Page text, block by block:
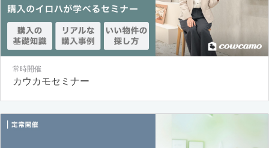
常時開催
カウカモセミナー